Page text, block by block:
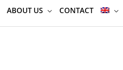
ABOUT US CONTACT